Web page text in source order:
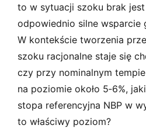
to w sytuacji szoku brak
odpowiednio silne wsparcie
W kontekście tworzenia
szoku racjonalne staje się
czy przy nominalnym
na poziomie około 5‑6%,
stopa referencyjna NBP w
to właściwy poziom?